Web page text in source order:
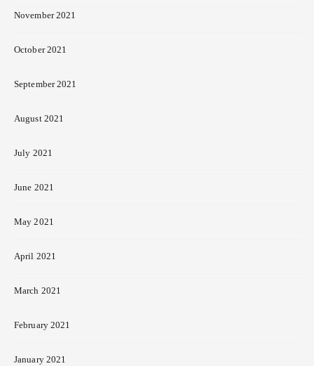
November 2021
October 2021
September 2021
August 2021
July 2021
June 2021
May 2021
April 2021
March 2021
February 2021
January 2021